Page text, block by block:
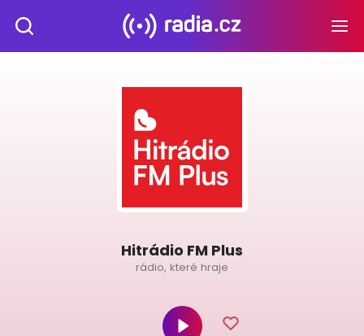
Hitrádio FM Plus
rádio, které hraje